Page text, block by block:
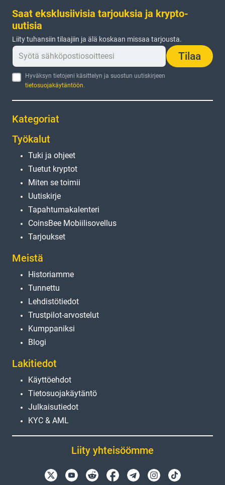
Saat eksklusiivisia tarjouksia ja krypto-
uutisia
Liity tuhansiin tilaajiin ja älä koskaan missaa tarjousta.
Tilaa
Hyväksyn tietojeni käsittelyn ja suostun uutiskirjeen
tietosuojakäytäntöön.
Kategoriat
Työkalut
Tuki ja ohjeet
Tuetut kryptot
Miten se toimii
Uutiskirje
Tapahtumakalenteri
CoinsBee Mobiilisovellus
Tarjoukset
Meistä
Historiamme
Tunnettu
Lehdistötiedot
Trustpilot-arvostelut
Kumppaniksi
Blogi
Lakitiedot
Käyttöehdot
Tietosuojakäytäntö
Julkaisutiedot
KYC & AML
Liity yhteisöömme